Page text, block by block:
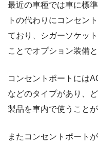
最近の車種では車に標
トの代わりにコンセン
ており、シガーソケッ
ことでオプション装備
コンセントポートには
などのタイプがあり、
製品を車内で使うことが
またコンセントポート